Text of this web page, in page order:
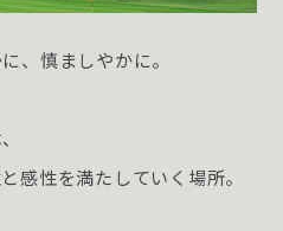
、慎ましやかに。
感性を満たしていく場所。